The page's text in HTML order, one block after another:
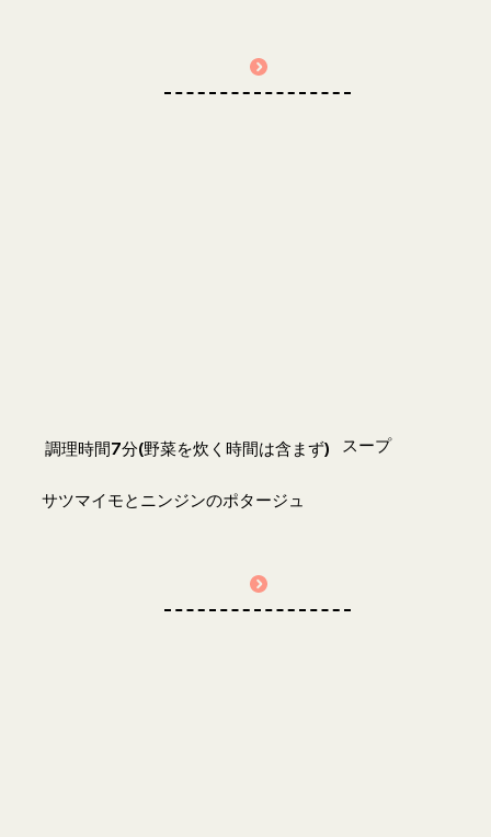
サツマイモとニンジンのポタージュ
調理時間7分(野菜を炊く時間は含まず) スープ